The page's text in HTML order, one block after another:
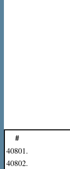
#
40801.
40802.